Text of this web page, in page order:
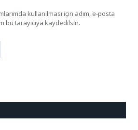
kullanılması için adım, e-posta
bu tarayıcıya kaydedilsin.